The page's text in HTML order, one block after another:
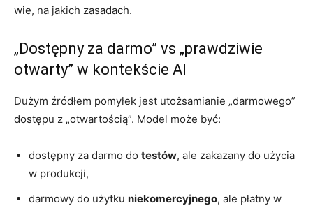
wie, na jakich zasadach.
„Dostępny za darmo” vs „prawdziwie
otwarty” w kontekście AI
Dużym źródłem pomyłek jest utożsamianie „darmowego”
dostępu z „otwartością”. Model może być:
dostępny za darmo do testów, ale zakazany do użycia
w produkcji,
darmowy do użytku niekomercyjnego, ale płatny w